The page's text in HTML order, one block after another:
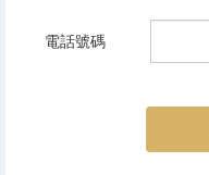
電話號碼